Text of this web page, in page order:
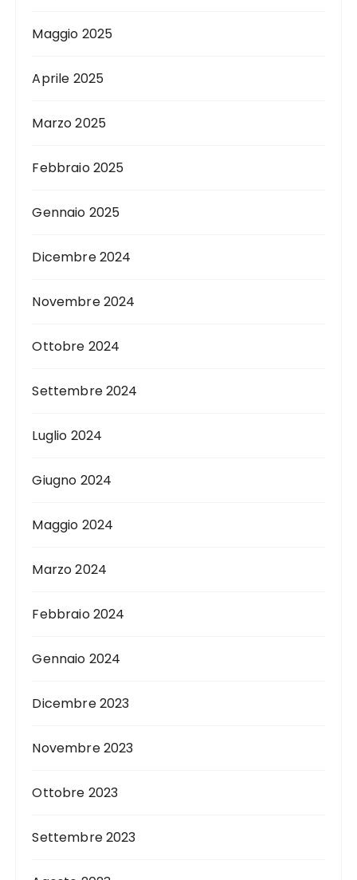
Maggio 2025
Aprile 2025
Marzo 2025
Febbraio 2025
Gennaio 2025
Dicembre 2024
Novembre 2024
Ottobre 2024
Settembre 2024
Luglio 2024
Giugno 2024
Maggio 2024
Marzo 2024
Febbraio 2024
Gennaio 2024
Dicembre 2023
Novembre 2023
Ottobre 2023
Settembre 2023